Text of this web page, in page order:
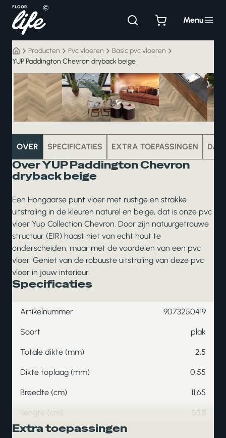
inhoud
Menu
Producten Pvc vloeren
Basic pvc vloeren
YUP Paddington Chevron dryback beige
pvc
OVER SPECIFICATIES EXTRA TOEPASSINGEN
Over YUP Paddington Chevron
dryback beige
Een Hongaarse punt vloer met rustige en strakke
uitstraling in de kleuren naturel en beige, dat is onze pvc
vloer Yup Collection Chevron. Door zijn natuurgetrouwe
structuur (EIR) haast niet van echt hout te
onderscheiden, maar met de voordelen van een pvc
vloer. Geniet van de robuuste uitstraling van deze pvc
vloer in jouw interieur.
Specificaties
Artikelnummer 9073250419
Soort plak
Totale dikte (mm) 2,5
Dikte toplaag (mm) 0,55
Breedte (cm) 11,65
Lengte (cm) 53,8
Extra toepassingen